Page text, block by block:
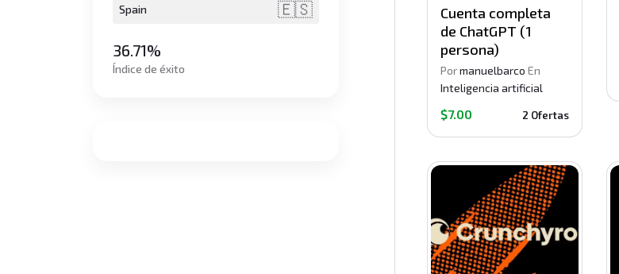
Spain 🇪🇸
36.71%
Índice de éxito
Cuenta completa
de ChatGPT (1
persona)
Pormanuelbarco En
Inteligencia artificial
$7.00 2 Ofertas